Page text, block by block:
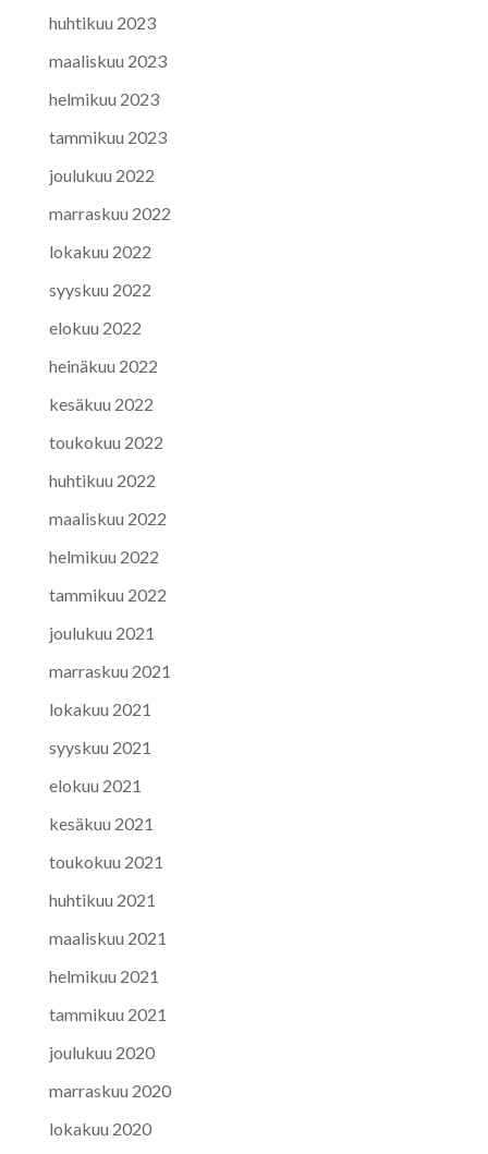
huhtikuu 2023
maaliskuu 2023
helmikuu 2023
tammikuu 2023
joulukuu 2022
marraskuu 2022
lokakuu 2022
syyskuu 2022
elokuu 2022
heinäkuu 2022
kesäkuu 2022
toukokuu 2022
huhtikuu 2022
maaliskuu 2022
helmikuu 2022
tammikuu 2022
joulukuu 2021
marraskuu 2021
lokakuu 2021
syyskuu 2021
elokuu 2021
kesäkuu 2021
toukokuu 2021
huhtikuu 2021
maaliskuu 2021
helmikuu 2021
tammikuu 2021
joulukuu 2020
marraskuu 2020
lokakuu 2020